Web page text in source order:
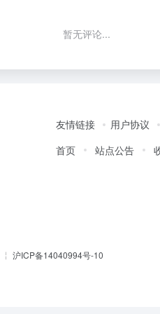
暂无评论...
友情链接 用户协议
首页
站点公告
╎ 沪ICP备14040994号-10